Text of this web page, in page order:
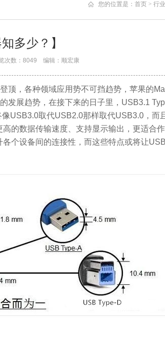
您的位置是： 首页 > 行
多少？】
次数：8049 编辑：顺宏康
顶，各种领域应用势不可挡趋势，苹果的
发展趋势，在接下来的日子里，USB3.1
USB3.0取代USB2.0那样取代USB3.0，而
的数据传输速度、支持显示输出，更适合
个设备间的连接性，而这些特点或将让